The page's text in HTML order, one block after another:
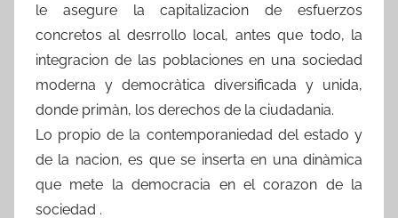
le asegure la capitalizacion de esfuerzos
concretos al desrrollo local, antes que todo, la
integracion de las poblaciones en una sociedad
moderna y democràtica diversificada y unida,
donde primàn, los derechos de la ciudadania.
Lo propio de la contemporaniedad del estado y
de la nacion, es que se inserta en una dinàmica
que mete la democracia en el corazon de la
sociedad .